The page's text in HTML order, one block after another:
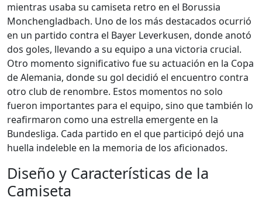
mientras usaba su camiseta retro en el Borussia
Monchengladbach. Uno de los más destacados ocurrió
en un partido contra el Bayer Leverkusen, donde anotó
dos goles, llevando a su equipo a una victoria crucial.
Otro momento significativo fue su actuación en la Copa
de Alemania, donde su gol decidió el encuentro contra
otro club de renombre. Estos momentos no solo
fueron importantes para el equipo, sino que también lo
reafirmaron como una estrella emergente en la
Bundesliga. Cada partido en el que participó dejó una
huella indeleble en la memoria de los aficionados.
Diseño y Características de la
Camiseta